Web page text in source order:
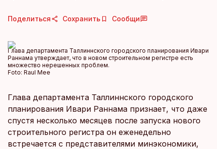
Поделиться Сохранить Сообщи
Глава департамента Таллиннского городского планирования Ивари
Раннама утверждает, что в новом строительном регистре есть
множество нерешенных проблем.
Foto: Raul Mee
Глава департамента Таллиннского городского
планирования Ивари Раннама признает, что даже
спустя несколько месяцев после запуска нового
строительного регистра он еженедельно
встречается с представителями минэкономики,